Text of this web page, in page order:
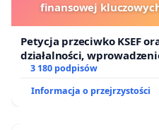
finansowej
Petycja przeciwko KSEF
działalności,
finansowej kluczowych
3 180 podpisów
Informacja o przejrzystości